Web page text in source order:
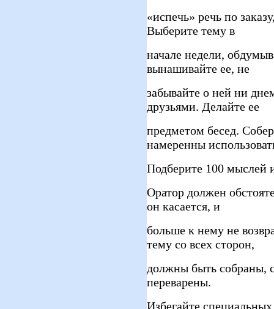
«испечь» речь по
Выберите тему в
начале недели,
вынашивайте ее, не
забывайте о ней ни
друзьями. Делайте ее
предметом бесед.
намеренны
Подберите 100 мыслей
Оратор должен
он касается, и
больше к нему не
тему со всех сторон,
должны быть собраны,
переварены.
Избегайте